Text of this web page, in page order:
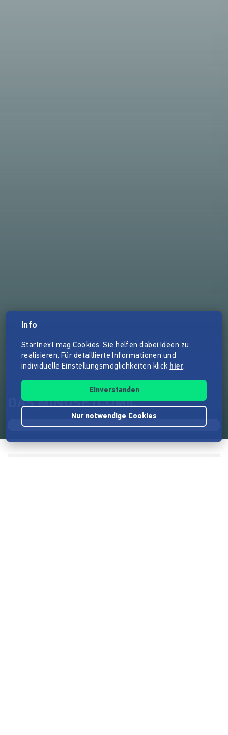
DAS MINDSETCOMIC
Info
Startnext mag Cookies. Sie helfen dabei Ideen zu
realisieren. Für detaillierte Informationen und
individuelle Einstellungsmöglichkeiten klick hier.
Einverstanden
Nur notwendige Cookies